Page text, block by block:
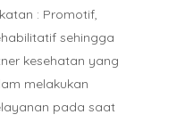
: Promotif,
sehingga
kesehatan yang
melakukan
pada saat